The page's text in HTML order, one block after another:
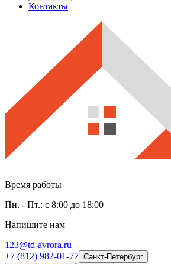
Контакты
Время работы
Пн. - Пт.: с 8:00 до 18:00
Напишите нам
123@td-avrora.ru
+7 (812) 982-01-77 Санкт-Петербург